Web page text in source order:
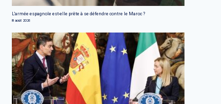
L'armée espagnole est-elle prête à se défendre contre le Maroc ?
8 août 2026